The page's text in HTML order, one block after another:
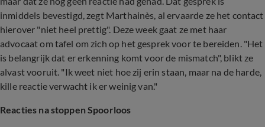
inmiddels bevestigd, zegt Marthainès, al ervaarde ze het contact
hierover "niet heel prettig". Deze week gaat ze met haar
advocaat om tafel om zich op het gesprek voor te bereiden. "Het
is belangrijk dat er erkenning komt voor de mismatch", blikt ze
alvast vooruit. "Ik weet niet hoe zij erin staan, maar na de harde,
kille reactie verwacht ik er weinig van."
Reacties na stoppen Spoorloos